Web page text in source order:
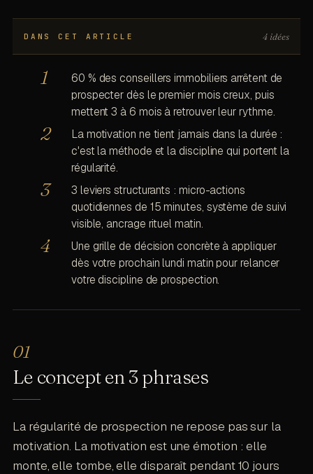
DANS CET ARTICLE 4 idées
60 % des conseillers immobiliers arrêtent de
prospecter dès le premier mois creux, puis
mettent 3 à 6 mois à retrouver leur rythme.
La motivation ne tient jamais dans la durée :
c'est la méthode et la discipline qui portent la
régularité.
3 leviers structurants : micro-actions
quotidiennes de 15 minutes, système de suivi
visible, ancrage rituel matin.
Une grille de décision concrète à appliquer
dès votre prochain lundi matin pour relancer
votre discipline de prospection.
Le concept en 3 phrases
La régularité de prospection ne repose pas sur la
motivation. La motivation est une émotion : elle
monte, elle tombe, elle disparaît pendant 10 jours